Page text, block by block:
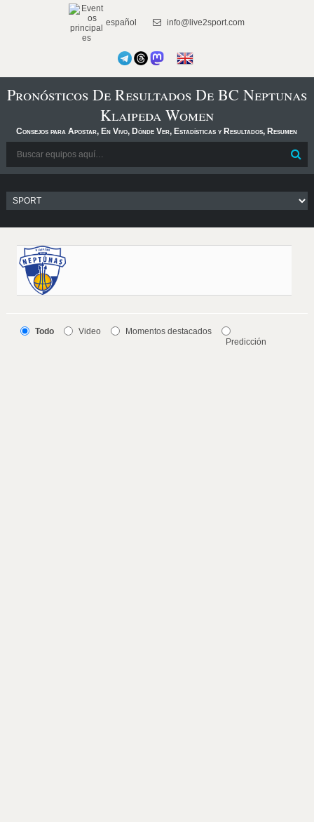
español info@live2sport.com
Pronósticos De Resultados De BC Neptunas
Klaipeda Women
Consejos para Apostar, En Vivo, Dónde Ver, Estadísticas y Resultados, Resumen
Todo Video
Momentos destacados
Predicción